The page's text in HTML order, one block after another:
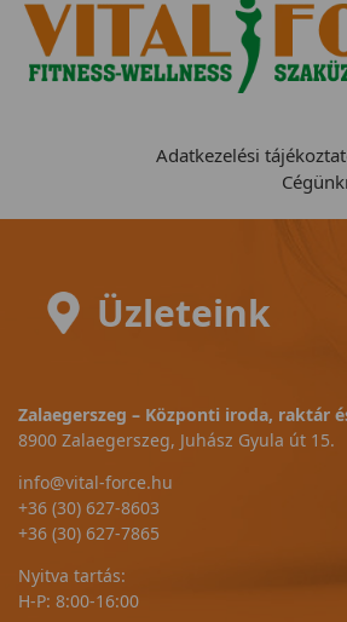
Adatkezelési
Üzleteink
Zalaegerszeg – Központi iroda, raktár
8900 Zalaegerszeg, Juhász Gyula út 15.
info@vital-force.hu
+36 (30) 627-8603
+36 (30) 627-7865
Nyitva tartás:
H-P: 8:00-16:00